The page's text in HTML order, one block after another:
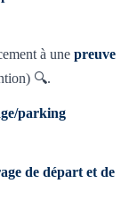
à une preuve
🔍.
parking
de départ et de